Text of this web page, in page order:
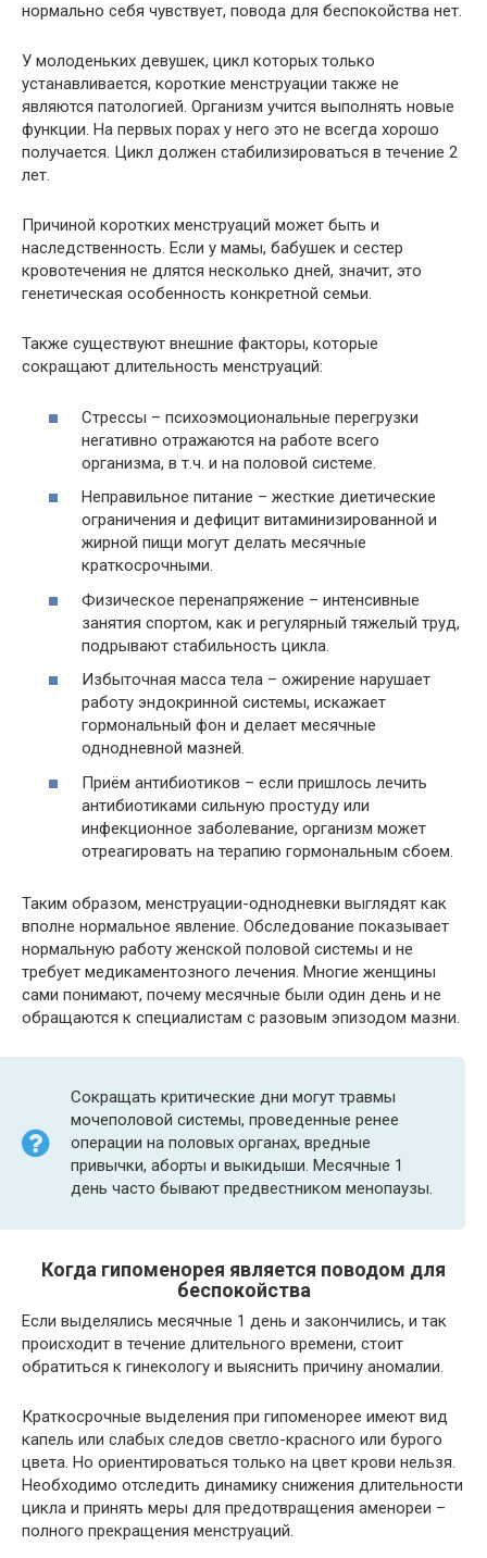
нормально себя чувствует, повода для беспокойства нет.
У молоденьких девушек, цикл которых только
устанавливается, короткие менструации также не
являются патологией. Организм учится выполнять новые
функции. На первых порах у него это не всегда хорошо
получается. Цикл должен стабилизироваться в течение 2
лет.
Причиной коротких менструаций может быть и
наследственность. Если у мамы, бабушек и сестер
кровотечения не длятся несколько дней, значит, это
генетическая особенность конкретной семьи.
Также существуют внешние факторы, которые
сокращают длительность менструаций:
Стрессы – психоэмоциональные перегрузки
негативно отражаются на работе всего
организма, в т.ч. и на половой системе.
Неправильное питание – жесткие диетические
ограничения и дефицит витаминизированной и
жирной пищи могут делать месячные
краткосрочными.
Физическое перенапряжение – интенсивные
занятия спортом, как и регулярный тяжелый труд,
подрывают стабильность цикла.
Избыточная масса тела – ожирение нарушает
работу эндокринной системы, искажает
гормональный фон и делает месячные
однодневной мазней.
Приём антибиотиков – если пришлось лечить
антибиотиками сильную простуду или
инфекционное заболевание, организм может
отреагировать на терапию гормональным сбоем.
Таким образом, менструации-однодневки выглядят как
вполне нормальное явление. Обследование показывает
нормальную работу женской половой системы и не
требует медикаментозного лечения. Многие женщины
сами понимают, почему месячные были один день и не
обращаются к специалистам с разовым эпизодом мазни.
Сокращать критические дни могут травмы
мочеполовой системы, проведенные ренее
операции на половых органах, вредные
привычки, аборты и выкидыши. Месячные 1
день часто бывают предвестником менопаузы.
Когда гипоменорея является поводом для
беспокойства
Если выделялись месячные 1 день и закончились, и так
происходит в течение длительного времени, стоит
обратиться к гинекологу и выяснить причину аномалии.
Краткосрочные выделения при гипоменорее имеют вид
капель или слабых следов светло-красного или бурого
цвета. Но ориентироваться только на цвет крови нельзя.
Необходимо отследить динамику снижения длительности
цикла и принять меры для предотвращения аменореи –
полного прекращения менструаций.